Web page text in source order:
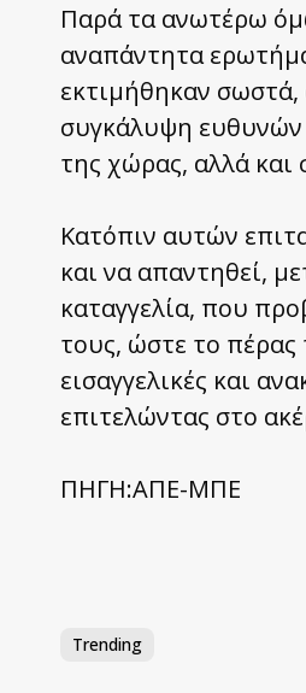
Παρά τα ανωτέρω
αναπάντητα
εκτιμήθηκαν σωστά,
συγκάλυψη ευθυνών
της χώρας, αλλά και
Κατόπιν αυτών
και να απαντηθεί,
καταγγελία, που
τους, ώστε το πέρας
εισαγγελικές και
επιτελώντας στο
ΠΗΓΗ:ΑΠΕ-ΜΠΕ
Trending